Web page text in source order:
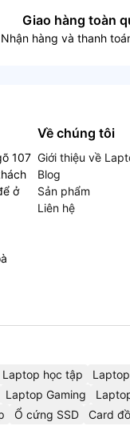
Giao hàng toàn
Nhận hàng và thanh
107
ở
Về chúng tôi
Giới thiệu về
Blog
Sản phẩm
Liên hệ
Laptop học tập
Laptop Gaming
Ổ cứng SSD Card